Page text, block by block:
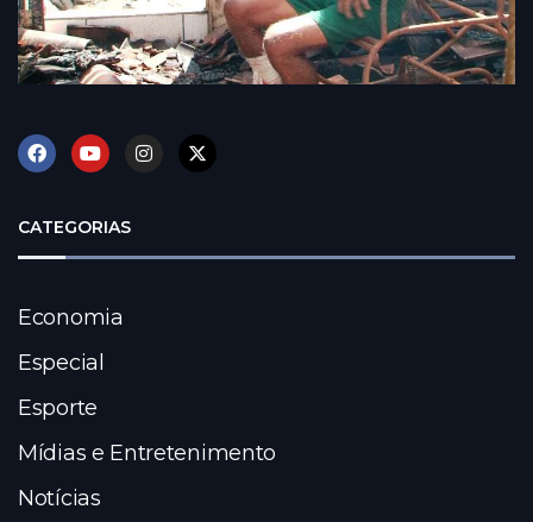
CATEGORIAS
Economia
Especial
Esporte
Mídias e Entretenimento
Notícias